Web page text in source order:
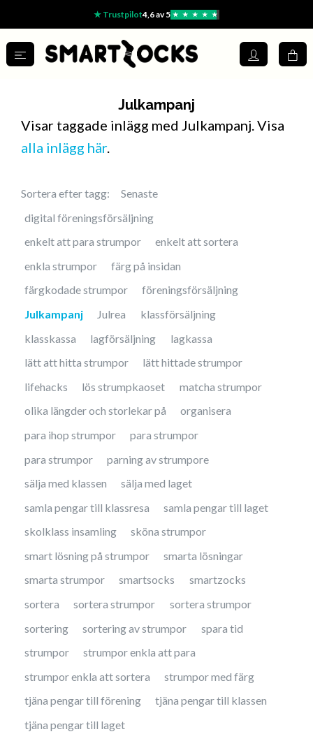
★ Trustpilot4,6 av 5 ★ ★ ★ ★ ★
Julkampanj
Visar taggade inlägg med Julkampanj. Visa
alla inlägg här.
Sortera efter tagg:
Senaste
digital föreningsförsäljning
enkelt att para strumpor
enkelt att sortera
enkla strumpor
färg på insidan
färgkodade strumpor
föreningsförsäljning
Julkampanj
Julrea
klassförsäljning
klasskassa
lagförsäljning
lagkassa
lätt att hitta strumpor
lätt hittade strumpor
lifehacks
lös strumpkaoset
matcha strumpor
olika längder och storlekar på
organisera
para ihop strumpor
para strumpor
para strumpor
parning av strumpore
sälja med klassen
sälja med laget
samla pengar till klassresa
samla pengar till laget
skolklass insamling
sköna strumpor
smart lösning på strumpor
smarta lösningar
smarta strumpor
smartsocks
smartzocks
sortera
sortera strumpor
sortera strumpor
sortering
sortering av strumpor
spara tid
strumpor
strumpor enkla att para
strumpor enkla att sortera
strumpor med färg
tjäna pengar till förening
tjäna pengar till klassen
tjäna pengar till laget